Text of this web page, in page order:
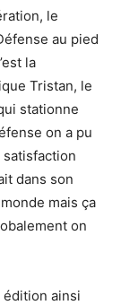
le
au pied
la
Tristan, le
stationne
on a pu
dans son
mais ça
on
édition ainsi